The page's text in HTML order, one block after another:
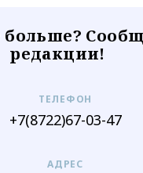
больше?
редакции!
ТЕЛЕФОН
+7(8722)67-03-47
АДРЕС